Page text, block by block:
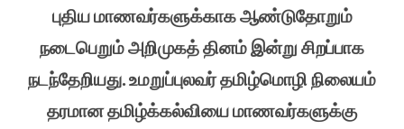
புதிய மாணவர்களுக்காக ஆண்டுதோறும்
நடைபெறும் அறிமுகத் தினம் இன்று சிறப்பாக
நடந்தேறியது. உமறுப்புலவர் தமிழ்மொழி நிலையம்
தரமான தமிழ்க்கல்வியை மாணவர்களுக்கு